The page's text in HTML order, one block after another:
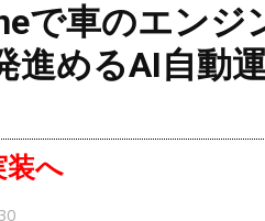
で車のエンジ
めるAI自動
装へ